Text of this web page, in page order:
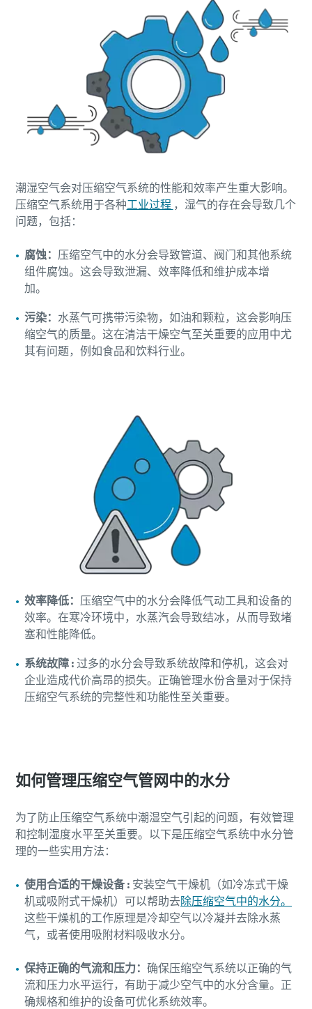
潮湿空气会对压缩空气系统的性能和效率产生重大影响。
压缩空气系统用于各种工业过程 ，湿气的存在会导致几个
问题，包括：
腐蚀： 压缩空气中的水分会导致管道、阀门和其他系统
组件腐蚀。这会导致泄漏、效率降低和维护成本增
加。
污染：水蒸气可携带污染物，如油和颗粒，这会影响压
缩空气的质量。这在清洁干燥空气至关重要的应用中尤
其有问题，例如食品和饮料行业。
效率降低： 压缩空气中的水分会降低气动工具和设备的
效率。在寒冷环境中，水蒸汽会导致结冰，从而导致堵
塞和性能降低。
系统故障 : 过多的水分会导致系统故障和停机，这会对
企业造成代价高昂的损失。正确管理水份含量对于保持
压缩空气系统的完整性和功能性至关重要。
如何管理压缩空气管网中的水分
为了防止压缩空气系统中潮湿空气引起的问题，有效管理
和控制湿度水平至关重要。以下是压缩空气系统中水分管
理的一些实用方法：
使用合适的干燥设备 : 安装空气干燥机（如冷冻式干燥
机或吸附式干燥机）可以帮助去除压缩空气中的水分。
这些干燥机的工作原理是冷却空气以冷凝并去除水蒸
气，或者使用吸附材料吸收水分。
保持正确的气流和压力：确保压缩空气系统以正确的气
流和压力水平运行，有助于减少空气中的水分含量。正
确规格和维护的设备可优化系统效率。